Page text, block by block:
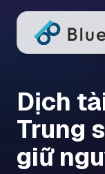
Dịch
Trung
giữ